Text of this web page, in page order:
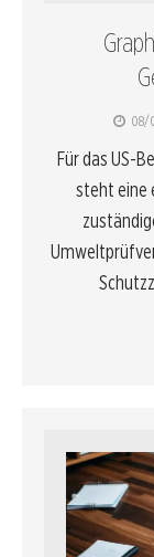
08/
Für das US-
steht eine